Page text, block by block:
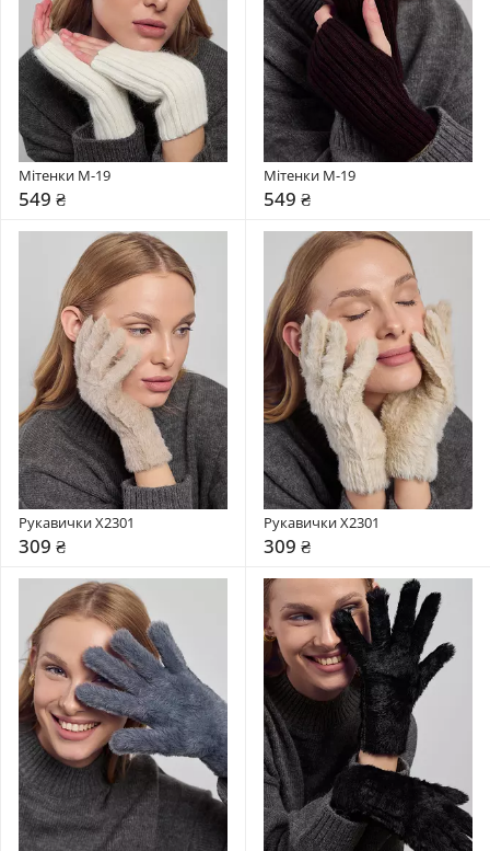
Мітенки М-19
549 ₴
Мітенки М-19
549 ₴
Рукавички X2301
309 ₴
Рукавички X2301
309 ₴